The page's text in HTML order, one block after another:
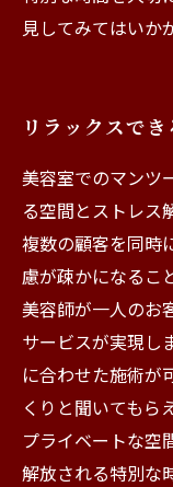
見してみてはいか
リラックスで
美容室でのマンツ
る空間とストレス
複数の顧客を同時
慮が疎かになるこ
美容師が一人のお
サービスが実現し
に合わせた施術が
くりと聞いてもら
プライベートな空
解放される特別な